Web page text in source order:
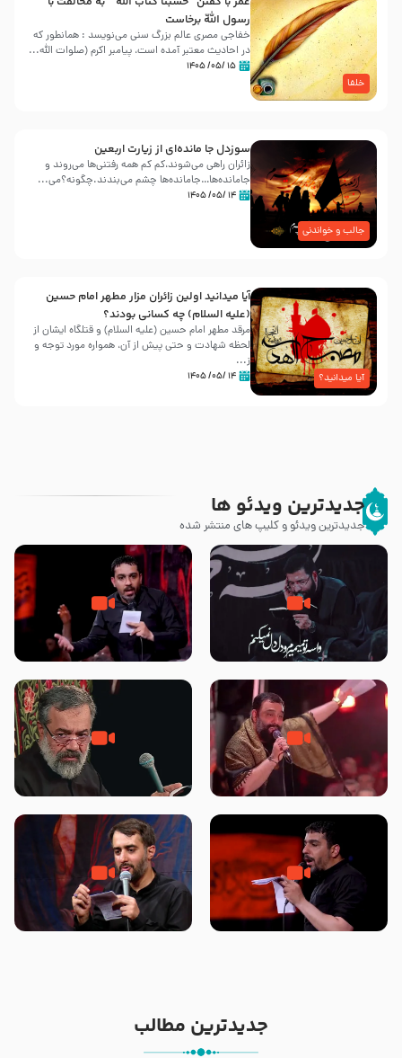
خلفا
رسول اللّه برخاست
خفاجی مصری عالم بزرگ سنی می‌نویسد : همانطور که
در احادیث معتبر آمده است، پیامبر اکرم (صلوات اللّه...
۱۵ /۰۵/ ۱۴۰۵
جالب و خواندنی
سوزدل جا مانده‌ای از زیارت اربعین
زائران راهی می‌شوند،کم‌ کم همه رفتنی‌ها می‌روند و
جامانده‌ها…جامانده‌ها چشم می‌بندند.چگونه؟می‌...
۱۴ /۰۵/ ۱۴۰۵
آیا میدانید؟
آیا میدانید اولین زائران مزار مطهر امام حسین
(علیه السلام) چه کسانی بودند؟
مرقد مطهر امام حسین (علیه السلام) و قتلگاه ایشان از
لحظه شهادت و حتی پیش از آن، همواره مورد توجه و
ز...
۱۴ /۰۵/ ۱۴۰۵
جدیدترین ویدئو ها
جدیدترین ویدئو و کلیپ های منتشر شده
مصداق کربلا – حاج حسین سیب
سرخی
شور ، حسینا! به‌ حق زهرا «أُنْظُرْ
إِلَینا» – عزاداری شب هفتم ماه
جانا جانا ابی عبدالله – کربلایی جواد
مقدم – شب هشتم محرم 1448 –
مادر منم مثل تو خمیدم – حاج
محمود کریمی – شهادت حضرت
هیئت رایة العباس علیه السلام
تک ، عبّاس، صاحب دل‌هاست –
حاج حنیف طاهری – عزاداری شب
من غلام نوکراتم من عاشق کربلاتم
– شور زمینه – شب هفتم – محرم
جدیدترین مطالب